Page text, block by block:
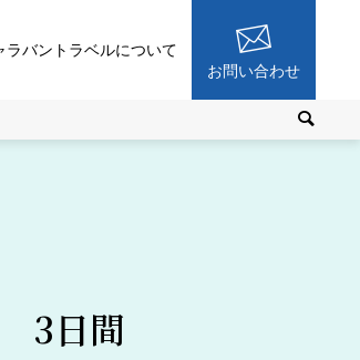
ラバントラベルについて
お問い合わせ
3日間